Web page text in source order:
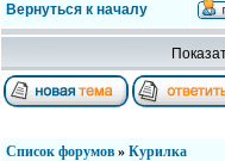
Вернуться к началу
Список форумов » Курилка